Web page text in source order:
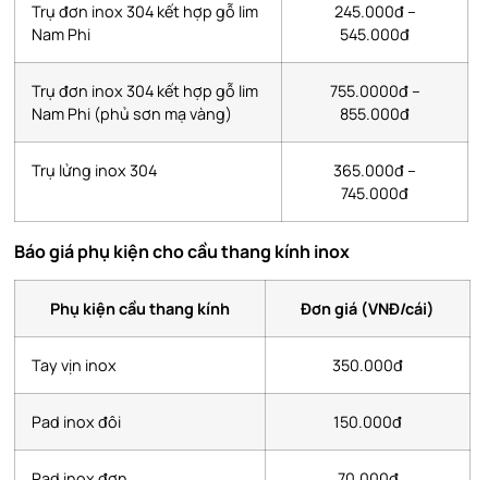
Trụ đơn inox 304 kết hợp gỗ lim
Nam Phi
245.000đ –
545.000đ
Trụ đơn inox 304 kết hợp gỗ lim
Nam Phi (phủ sơn mạ vàng)
755.0000đ –
855.000đ
Trụ lửng inox 304
365.000đ –
745.000đ
Báo giá phụ kiện cho cầu thang kính inox
Phụ kiện cầu thang kính Đơn giá (VNĐ/cái)
Tay vịn inox 350.000đ
Pad inox đôi 150.000đ